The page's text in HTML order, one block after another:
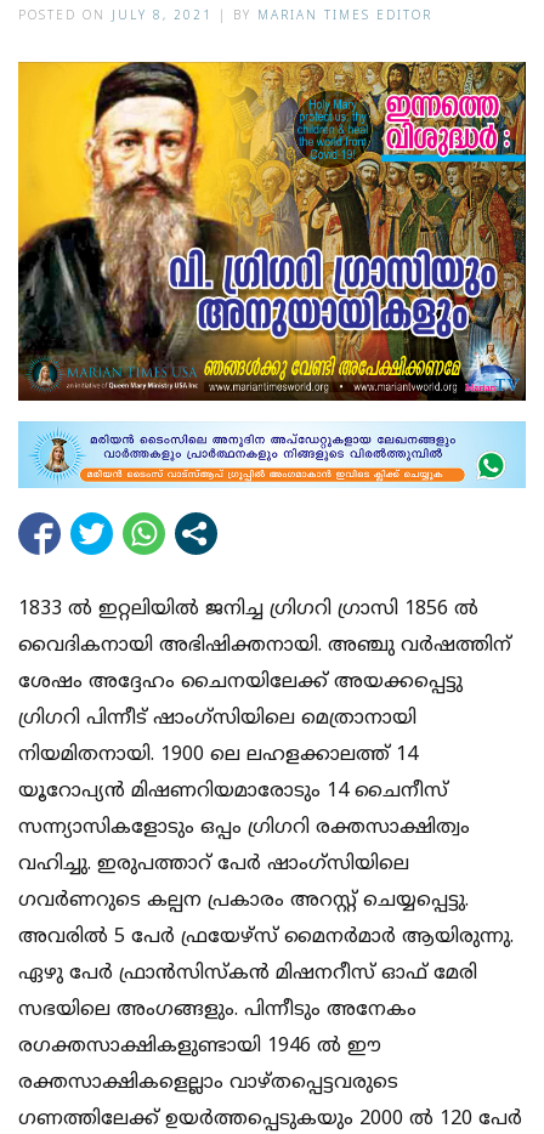
POSTED ON JULY 8, 2021 BY MARIAN TIMES EDITOR
1833 ല്‍ ഇറ്റലിയില്‍ ജനിച്ച ഗ്രിഗറി ഗ്രാസി 1856 ല്‍
വൈദികനായി അഭിഷിക്തനായി. അഞ്ചു വര്‍ഷത്തിന്
ശേഷം അദ്ദേഹം ചൈനയിലേക്ക് അയക്കപ്പെട്ടു
ഗ്രിഗറി പിന്നീട് ഷാംഗ്‌സിയിലെ മെത്രാനായി
നിയമിതനായി. 1900 ലെ ലഹളക്കാലത്ത് 14
യൂറോപ്യന്‍ മിഷണറിയമാരോടും 14 ചൈനീസ്
സന്ന്യാസികളോടും ഒപ്പം ഗ്രിഗറി രക്തസാക്ഷിത്വം
വഹിച്ചു. ഇരുപത്താറ് പേര്‍ ഷാംഗ്‌സിയിലെ
ഗവര്‍ണറുടെ കല്പന പ്രകാരം അറസ്റ്റ് ചെയ്യപ്പെട്ടു.
അവരില്‍ 5 പേര്‍ ഫ്രയേഴ്‌സ് മൈനര്‍മാര്‍ ആയിരുന്നു.
ഏഴു പേര്‍ ഫ്രാന്‍സിസ്‌കന്‍ മിഷനറീസ് ഓഫ് മേരി
സഭയിലെ അംഗങ്ങളും. പിന്നീടും അനേകം
രഗക്തസാക്ഷികളുണ്ടായി 1946 ല്‍ ഈ
രക്തസാക്ഷികളെല്ലാം വാഴ്തപ്പെട്ടവരുടെ
ഗണത്തിലേക്ക് ഉയര്‍ത്തപ്പെടുകയും 2000 ല്‍ 120 പേര്‍